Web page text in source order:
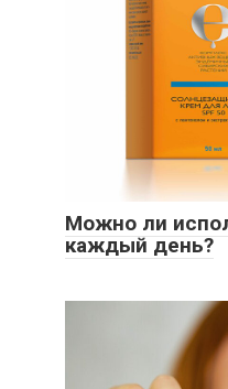
Можно ли
каждый день?